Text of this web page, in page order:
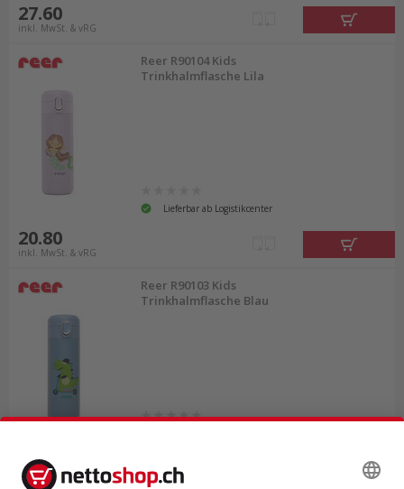
27.60
inkl. MwSt. & vRG
Reer R90104 Kids
Trinkhalmflasche Lila
Lieferbar ab Logistikcenter
20.80
inkl. MwSt. & vRG
Reer R90103 Kids
Trinkhalmflasche Blau
20.80
inkl. MwSt. & vRG